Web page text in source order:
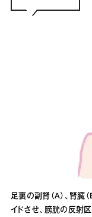
足裏の副腎（A）、腎臓
イドさせ、膀胱の反射区